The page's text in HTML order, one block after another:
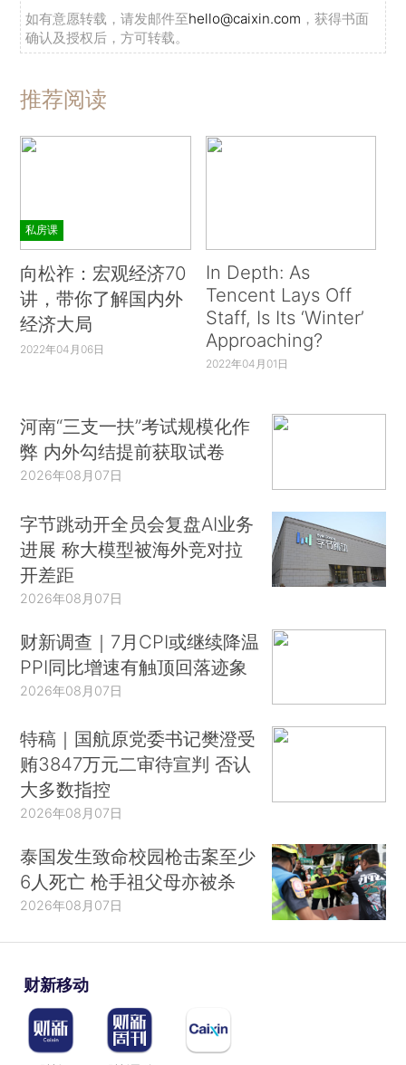
如有意愿转载，请发邮件至hello@caixin.com ，获得书面
确认及授权后，方可转载。
推荐阅读
私房课
向松祚：宏观经济70
讲，带你了解国内外
经济大局
2022年04月06日
In Depth: As
Tencent Lays Off
Staff, Is Its ‘Winter’
Approaching?
2022年04月01日
河南“三支一扶”考试规模化作
弊 内外勾结提前获取试卷
2026年08月07日
字节跳动开全员会复盘AI业务
进展 称大模型被海外竞对拉
开差距
2026年08月07日
财新调查｜7月CPI或继续降温
PPI同比增速有触顶回落迹象
2026年08月07日
特稿｜国航原党委书记樊澄受
贿3847万元二审待宣判 否认
大多数指控
2026年08月07日
泰国发生致命校园枪击案至少
6人死亡 枪手祖父母亦被杀
2026年08月07日
财新移动